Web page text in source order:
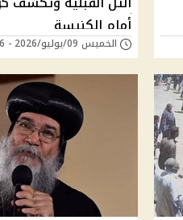
أمام الكنيسة
الخميس 09/يوليو/2026 - 09:16 م